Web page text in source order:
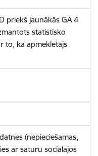
priekš jaunākās GA 4
statistisko
to, kā apmeklētājs
(nepieciešamas,
ar saturu sociālajos